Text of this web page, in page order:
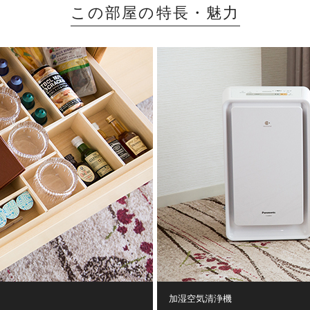
この部屋の特長・魅力
加湿空気清浄機